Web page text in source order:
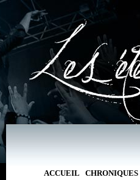
ACCUEIL CHRONIQUES